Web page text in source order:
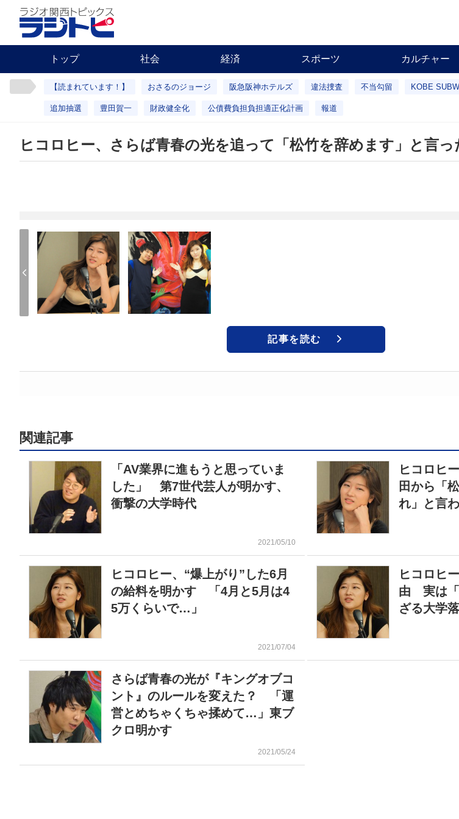
トップ 社会 経済 スポーツ カルチャー
【読まれています！】 おさるのジョージ 阪急阪神ホテルズ 違法捜査 不当勾留 KOBE
追加抽選 豊田賀一 財政健全化 公債費負担負担適正化計画 報道
ヒコロヒー、さらば青春の光を追って「松竹を辞めます」と言っ
記事を読む
関連記事
「AV業界に進もうと思っていま
した」 第7世代芸人が明かす、
衝撃の大学時代
2021/05/10
ヒコロヒ
田から「
れ」と言
ヒコロヒー、“爆上がり”した6月
の給料を明かす 「4月と5月は4
5万くらいで…」
2021/07/04
ヒコロヒ
由 実は
ざる大学
さらば青春の光が『キングオブコ
ント』のルールを変えた？ 「運
営とめちゃくちゃ揉めて…」東ブ
クロ明かす
2021/05/24